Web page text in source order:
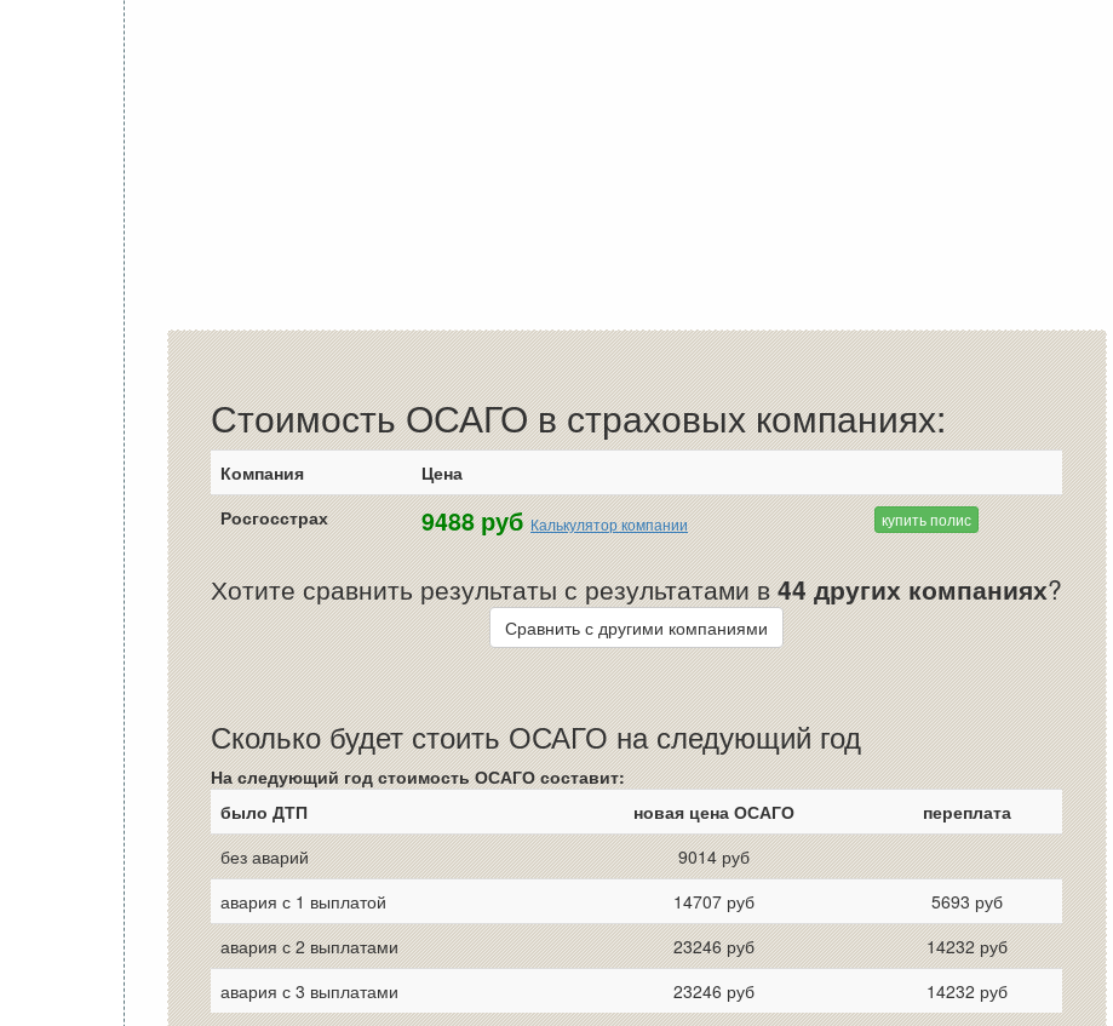
Стоимость ОСАГО в страховых компаниях:
Компания
Цена
Росгосстрах
9488 руб Калькулятор компании купить полис
Хотите сравнить результаты с результатами в44 других компаниях?
Сравнить с другими компаниями
Сколько будет стоить ОСАГО на следующий год
На следующий год стоимость ОСАГО составит:
было ДТП
новая цена ОСАГО
переплата
без аварий
9014 руб
авария с 1 выплатой
14707 руб
5693 руб
авария с 2 выплатами
23246 руб
14232 руб
авария с 3 выплатами
23246 руб 14232 руб